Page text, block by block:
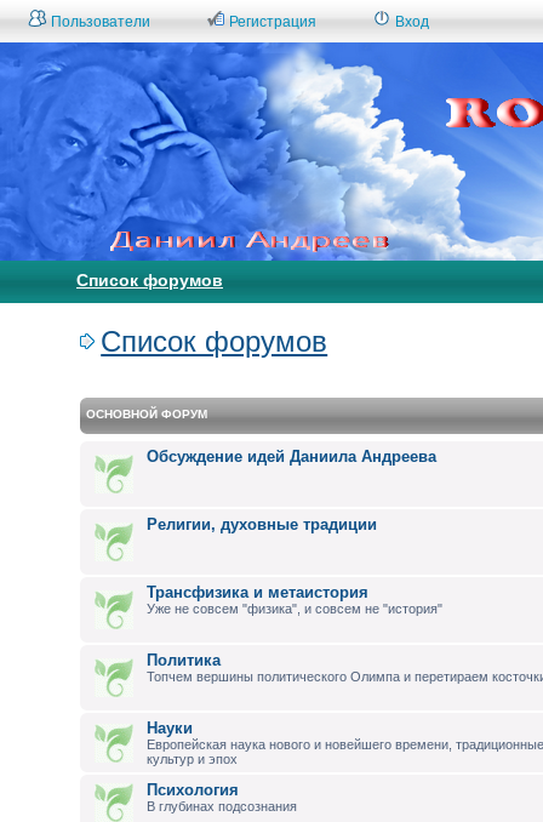
Пользователи Регистрация Вход
Список форумов
Список форумов
ОСНОВНОЙ ФОРУМ
Обсуждение идей Даниила Андреева
Религии, духовные традиции
Трансфизика и метаистория
Уже не совсем "физика", и совсем не "история"
Политика
Топчем вершины политического Олимпа и перетираем
Науки
Европейская наука нового и новейшего времени,
культур и эпох
Психология
В глубинах подсознания